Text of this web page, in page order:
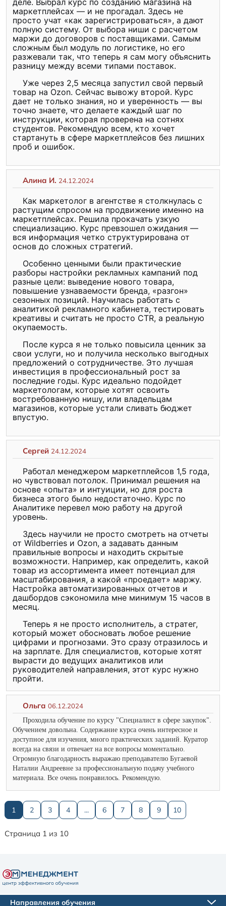
деле. Выбрал курс по созданию магазина на
маркетплейсах — и не прогадал. Здесь не
просто учат «как зарегистрироваться», а дают
полную систему. От выбора ниши с расчетом
маржи до договоров с поставщиками. Самым
сложным был модуль по логистике, но его
разжевали так, что теперь я сам могу объяснить
разницу между всеми типами поставок.
Уже через 2,5 месяца запустил свой первый
товар на Ozon. Сейчас вывожу второй. Курс
дает не только знания, но и уверенность — вы
точно знаете, что делаете каждый шаг по
инструкции, которая проверена на сотнях
студентов. Рекомендую всем, кто хочет
стартануть в сфере маркетплейсов без лишних
проб и ошибок.
Алина И. 24.12.2024
Как маркетолог в агентстве я столкнулась с
растущим спросом на продвижение именно на
маркетплейсах. Решила прокачать узкую
специализацию. Курс превзошел ожидания —
вся информация четко структурирована от
основ до сложных стратегий.
Особенно ценными были практические
разборы настройки рекламных кампаний под
разные цели: выведение нового товара,
повышение узнаваемости бренда, «разгон»
сезонных позиций. Научилась работать с
аналитикой рекламного кабинета, тестировать
креативы и считать не просто CTR, а реальную
окупаемость.
После курса я не только повысила ценник за
свои услуги, но и получила несколько выгодных
предложений о сотрудничестве. Это лучшая
инвестиция в профессиональный рост за
последние годы. Курс идеально подойдет
маркетологам, которые хотят освоить
востребованную нишу, или владельцам
магазинов, которые устали сливать бюджет
впустую.
Сергей 24.12.2024
Работал менеджером маркетплейсов 1,5 года,
но чувствовал потолок. Принимал решения на
основе «опыта» и интуиции, но для роста
бизнеса этого было недостаточно. Курс по
Аналитике перевел мою работу на другой
уровень.
Здесь научили не просто смотреть на отчеты
от Wildberries и Ozon, а задавать данным
правильные вопросы и находить скрытые
возможности. Например, как определить, какой
товар из ассортимента имеет потенциал для
масштабирования, а какой «проедает» маржу.
Настройка автоматизированных отчетов и
дашбордов сэкономила мне минимум 15 часов в
месяц.
Теперь я не просто исполнитель, а стратег,
который может обосновать любое решение
цифрами и прогнозами. Это сразу отразилось и
на зарплате. Для специалистов, которые хотят
вырасти до ведущих аналитиков или
руководителей направления, этот курс нужно
пройти.
Ольга 06.12.2024
Проходила обучение по курсу "Специалист в сфере закупок".
Обучением довольна. Содержание курса очень интересное и
доступное для изучения, много практических заданий. Куратор
всегда на связи и отвечает на все вопросы моментально.
Огромную благодарность выражаю преподавателю Бугаевой
Наталии Андреевне за профессиональную подачу учебного
материала. Все очень понравилось. Рекомендую.
1 2 3 4 ... 6 7 8 9 10
Страница 1 из 10
Направления обучения